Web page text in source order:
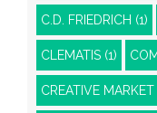
C.D. FRIEDRICH (1)
CLEMATIS (1)
CREATIVE MARKET